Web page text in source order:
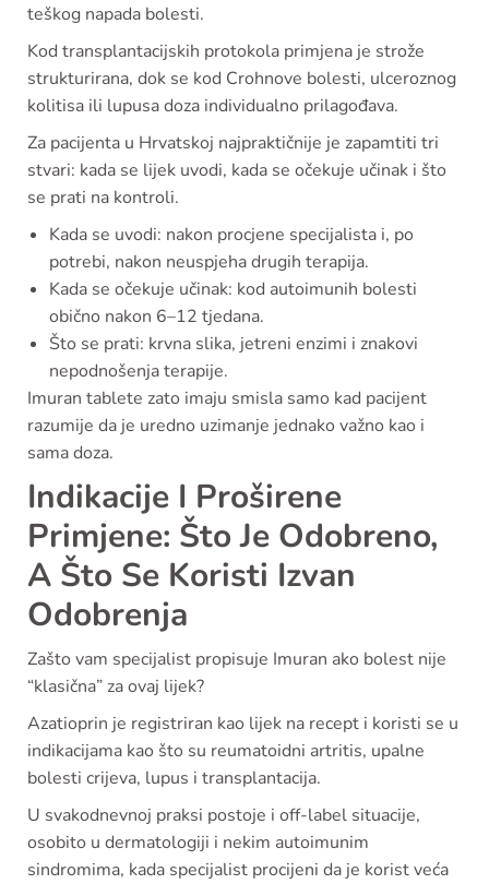
teškog napada bolesti.
Kod transplantacijskih protokola primjena je strože
strukturirana, dok se kod Crohnove bolesti, ulceroznog
kolitisa ili lupusa doza individualno prilagođava.
Za pacijenta u Hrvatskoj najpraktičnije je zapamtiti tri
stvari: kada se lijek uvodi, kada se očekuje učinak i što
se prati na kontroli.
Kada se uvodi: nakon procjene specijalista i, po
potrebi, nakon neuspjeha drugih terapija.
Kada se očekuje učinak: kod autoimunih bolesti
obično nakon 6–12 tjedana.
Što se prati: krvna slika, jetreni enzimi i znakovi
nepodnošenja terapije.
Imuran tablete zato imaju smisla samo kad pacijent
razumije da je uredno uzimanje jednako važno kao i
sama doza.
Indikacije I Proširene
Primjene: Što Je Odobreno,
A Što Se Koristi Izvan
Odobrenja
Zašto vam specijalist propisuje Imuran ako bolest nije
“klasična” za ovaj lijek?
Azatioprin je registriran kao lijek na recept i koristi se u
indikacijama kao što su reumatoidni artritis, upalne
bolesti crijeva, lupus i transplantacija.
U svakodnevnoj praksi postoje i off-label situacije,
osobito u dermatologiji i nekim autoimunim
sindromima, kada specijalist procijeni da je korist veća